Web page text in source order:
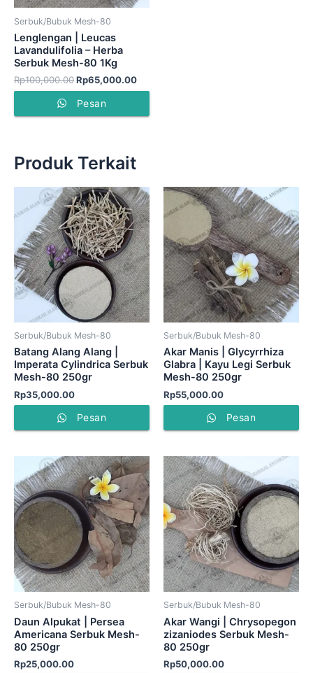
Serbuk/Bubuk Mesh-80
Lenglengan | Leucas
Lavandulifolia – Herba
Serbuk Mesh-80 1Kg
Rp100,000.00Rp65,000.00
Pesan
Produk Terkait
Serbuk/Bubuk Mesh-80
Batang Alang Alang |
Imperata Cylindrica Serbuk
Mesh-80 250gr
Rp35,000.00
Pesan
Serbuk/Bubuk Mesh-80
Akar Manis | Glycyrrhiza
Glabra | Kayu Legi Serbuk
Mesh-80 250gr
Rp55,000.00
Pesan
Serbuk/Bubuk Mesh-80
Daun Alpukat | Persea
Americana Serbuk Mesh-
80 250gr
Rp25,000.00
Serbuk/Bubuk Mesh-80
Akar Wangi | Chrysopegon
zizaniodes Serbuk Mesh-
80 250gr
Rp50,000.00